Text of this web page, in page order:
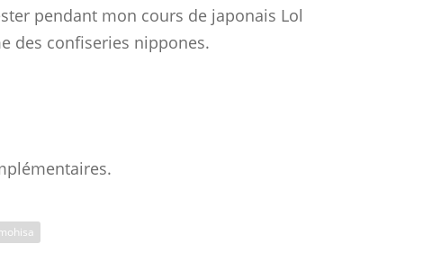
pendant mon cours de japonais Lol
des confiseries nippones.